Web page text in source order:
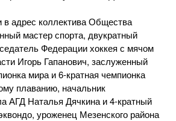
адрес коллектива Общества
мастер спорта, двукратный
Федерации хоккея с мячом
Игорь Гапанович, заслуженный
мира и 6-кратная чемпионка
плаванию, начальник
АГД Наталья Дячкина и 4-кратный
уроженец Мезенского района